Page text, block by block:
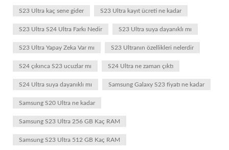
S23 Ultra kaç sene gider S23 Ultra kayıt ücreti ne kadar
S23 Ultra S24 Ultra Farkı Nedir S23 Ultra suya dayanıklı mı
S23 Ultra Yapay Zeka Var mı S23 Ultranın özellikleri nelerdir
S24 çıkınca S23 ucuzlar mı S24 Ultra ne zaman çıktı
S24 Ultra suya dayanıklı mı Samsung Galaxy S23 fiyatı ne kadar
Samsung S20 Ultra ne kadar
Samsung S23 Ultra 256 GB Kaç RAM
Samsung S23 Ultra 512 GB Kaç RAM